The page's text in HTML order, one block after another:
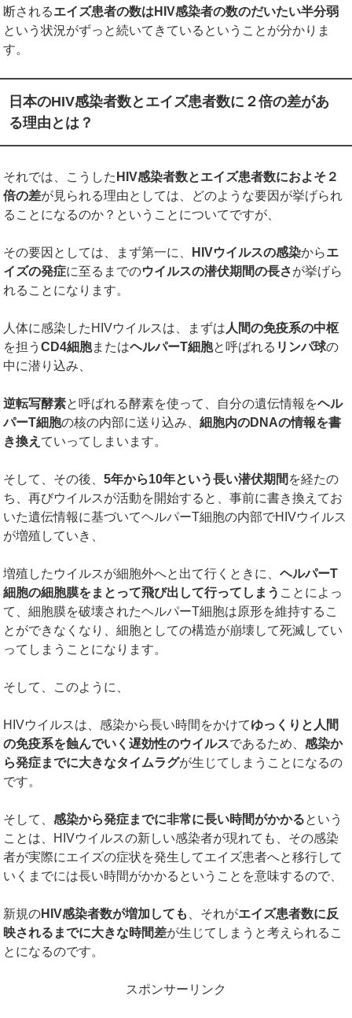
断されるエイズ患者の数は HIV感染者の数のだいたい半分弱
という状況がずっと続いてきているということが分かりま
す。
日本のHIV感染者数とエイズ患者数に２倍の差があ
る理由とは？
それでは、こうした HIV感染者数とエイズ患者数におよそ２
倍の差が見られる理由としては、どのような要因が挙げられ
ることになるのか？ということについてですが、
その要因としては、まず第一に、 HIVウイルスの感染からエ
イズの発症に至るまでのウイルスの潜伏期間の長さが挙げら
れることになります。
人体に感染したHIVウイルスは、まずは人間の免疫系の中枢
を担うCD4細胞またはヘルパーT細胞と呼ばれる リンパ球の
中に潜り込み、
逆転写酵素と呼ばれる酵素を使って、自分の遺伝情報をヘル
パーT細胞の核の内部に送り込み、細胞内のDNAの情報を書
き換え ていってしまいます。
そして、その後、5年から10年という長い潜伏期間 を経たの
ち、再びウイルスが活動を開始すると、事前に書き換えてお
いた遺伝情報に基づいてヘルパーT細胞の内部でHIVウイルス
が増殖していき、
増殖したウイルスが細胞外へと出て行くときに、ヘルパーT
細胞の細胞膜をまとって飛び出して行ってしまう ことによっ
て、細胞膜を破壊されたヘルパーT細胞は原形を維持するこ
とができなくなり、細胞としての構造が崩壊して死滅してい
ってしまうことになります。
そして、このように、
HIVウイルスは、感染から長い時間をかけてゆっくりと人間
の免疫系を蝕んでいく遅効性のウイルスであるため、感染か
ら発症までに大きなタイムラグが生じてしまうことになるの
です。
そして、感染から発症までに非常に長い時間がかかるという
ことは、HIVウイルスの新しい感染者が現れても、その感染
者が実際にエイズの症状を発生してエイズ患者へと移行して
いくまでには長い時間がかかるということを意味するので、
新規のHIV感染者数が増加しても 、それがエイズ患者数に反
映されるまでに大きな時間差が生じてしまうと考えられるこ
とになるのです。
スポンサーリンク